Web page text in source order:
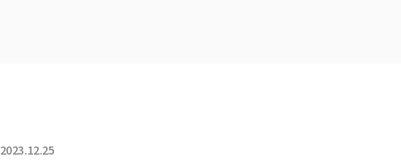
2023.12.25